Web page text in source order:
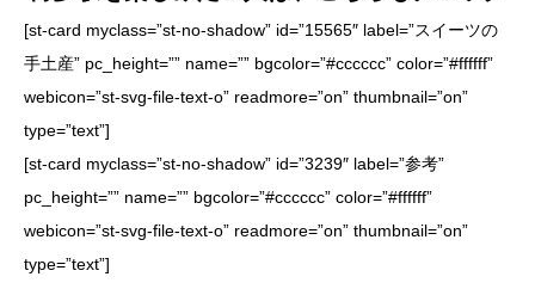
[st-card myclass=”st-no-shadow” id=”15565″ label=”スイーツの
手土産” pc_height=”” name=”” bgcolor=”#cccccc” color=”#ffffff”
webicon=”st-svg-file-text-o” readmore=”on” thumbnail=”on”
type=”text”]
[st-card myclass=”st-no-shadow” id=”3239″ label=”参考”
pc_height=”” name=”” bgcolor=”#cccccc” color=”#ffffff”
webicon=”st-svg-file-text-o” readmore=”on” thumbnail=”on”
type=”text”]